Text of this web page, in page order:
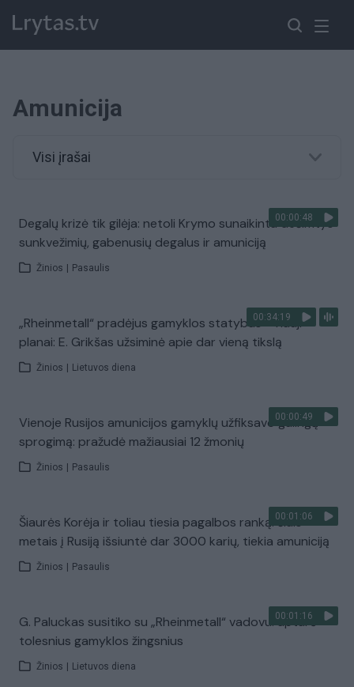
Amunicija
Visi įrašai
00:00:48
Degalų krizė tik gilėja: netoli Krymo sunaikinta dešimtys
sunkvežimių, gabenusių degalus ir amuniciją
Žinios Pasaulis
00:34:19
„Rheinmetall“ pradėjus gamyklos statybas – nauji
planai: E. Grikšas užsiminė apie dar vieną tikslą
Žinios Lietuvos diena
00:00:49
Vienoje Rusijos amunicijos gamyklų užfiksavo galingą
sprogimą: pražudė mažiausiai 12 žmonių
Žinios Pasaulis
00:01:06
Šiaurės Korėja ir toliau tiesia pagalbos ranką: šiais
metais į Rusiją išsiuntė dar 3000 karių, tiekia amuniciją
Žinios Pasaulis
00:01:16
G. Paluckas susitiko su „Rheinmetall“ vadovu: aptarė
tolesnius gamyklos žingsnius
Žinios Lietuvos diena